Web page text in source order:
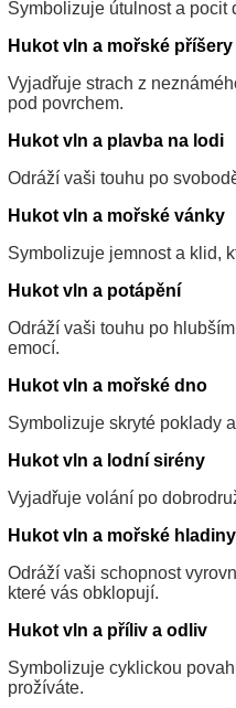
Symbolizuje útulnost a pocit
Hukot vln a mořské příšery
Vyjadřuje strach z
pod povrchem.
Hukot vln a plavba na lodi
Odráží vaši touhu po
Hukot vln a mořské vánky
Symbolizuje jemnost a klid,
Hukot vln a potápění
Odráží vaši touhu po
emocí.
Hukot vln a mořské dno
Symbolizuje skryté poklady
Hukot vln a lodní sirény
Vyjadřuje volání po
Hukot vln a mořské hladiny
Odráží vaši schopnost
které vás obklopují.
Hukot vln a příliv a odliv
Symbolizuje cyklickou
prožíváte.